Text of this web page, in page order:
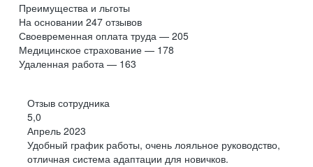
Преимущества и льготы
На основании 247 отзывов
Своевременная оплата труда — 205
Медицинское страхование — 178
Удаленная работа — 163
Отзыв сотрудника
5,0
Апрель 2023
Удобный график работы, очень лояльное руководство,
отличная система адаптации для новичков.